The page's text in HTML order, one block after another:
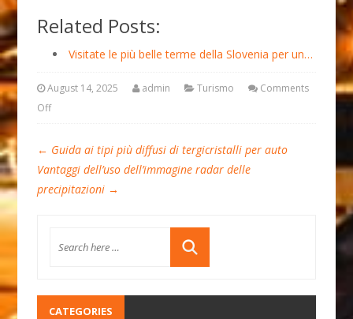
Related Posts:
Visitate le più belle terme della Slovenia per un…
August 14, 2025 admin Turismo
Comments
Off
← Guida ai tipi più diffusi di tergicristalli per auto
Vantaggi dell’uso dell’immagine radar delle
precipitazioni →
CATEGORIES